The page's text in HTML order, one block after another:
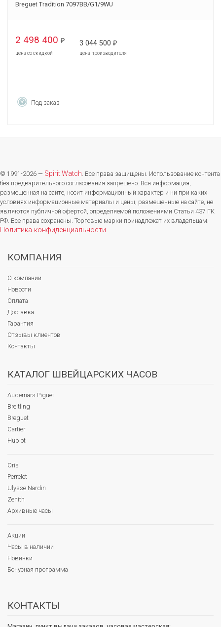
Breguet Tradition 7097BB/G1/9WU
2 498 400 ₽
цена со скидкой
3 044 500 ₽
цена производителя
Под заказ
© 1991-2026 — Spirit.Watch. Все права защищены. Использование контента
без предварительного согласования запрещено. Вся информация,
размещенная на сайте, носит информационный характер и ни при каких
условиях информационные материалы и цены, размещенные на сайте, не
являются публичной офертой, определяемой положениями Статьи 437 ГК
РФ. Все права сохранены. Торговые марки принадлежат их владельцам.
Политика конфиденциальности.
КОМПАНИЯ
О компании
Новости
Оплата
Доставка
Гарантия
Отзывы клиентов
Контакты
КАТАЛОГ ШВЕЙЦАРСКИХ ЧАСОВ
Audemars Piguet
Breitling
Breguet
Cartier
Hublot
Oris
Perrelet
Ulysse Nardin
Zenith
Архивные часы
Акции
Часы в наличии
Новинки
Бонусная программа
КОНТАКТЫ